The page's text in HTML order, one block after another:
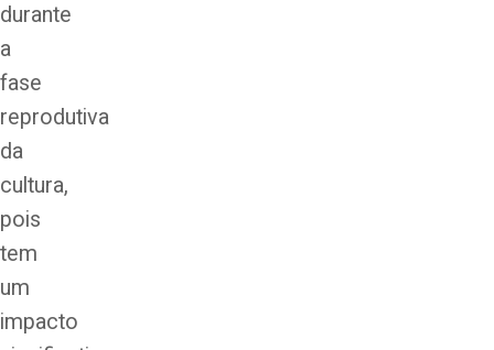
durante
a
fase
reprodutiva
da
cultura,
pois
tem
um
impacto